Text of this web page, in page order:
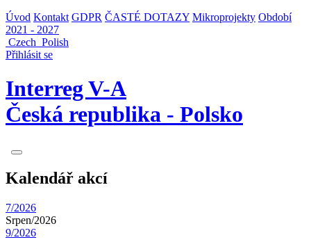
Úvod Kontakt GDPR ČASTÉ DOTAZY Mikroprojekty Období
2021 - 2027
Czech Polish
Přihlásit se
Interreg V-A
Česká republika - Polsko
Kalendář akcí
7/2026
Srpen/2026
9/2026